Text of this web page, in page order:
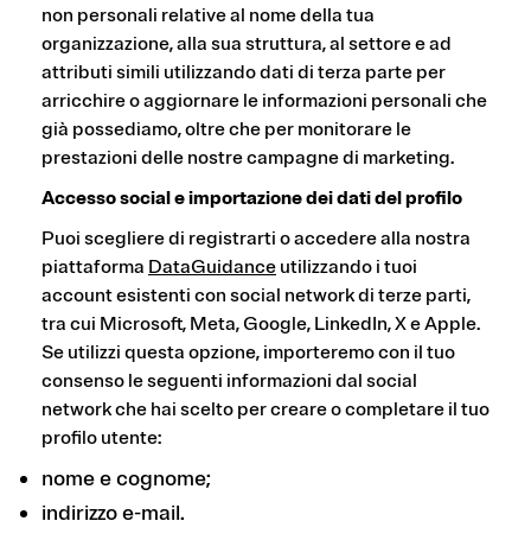
non personali relative al nome della tua
organizzazione, alla sua struttura, al settore e ad
attributi simili utilizzando dati di terza parte per
arricchire o aggiornare le informazioni personali che
già possediamo, oltre che per monitorare le
prestazioni delle nostre campagne di marketing.
Accesso social e importazione dei dati del profilo
Puoi scegliere di registrarti o accedere alla nostra
piattaforma DataGuidance utilizzando i tuoi
account esistenti con social network di terze parti,
tra cui Microsoft, Meta, Google, LinkedIn, X e Apple.
Se utilizzi questa opzione, importeremo con il tuo
consenso le seguenti informazioni dal social
network che hai scelto per creare o completare il tuo
profilo utente:
nome e cognome;
indirizzo e-mail.